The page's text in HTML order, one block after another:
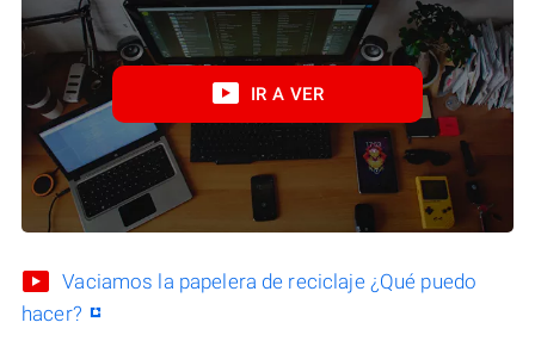
IR A VER
Vaciamos la papelera de reciclaje ¿Qué puedo
hacer?